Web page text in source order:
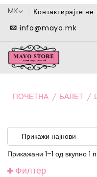
MK
Контактирајте
info@mayo.mk
ПОЧЕТНА БАЛЕТ
Прикажани 1–1 од вкупно 1
Филтер